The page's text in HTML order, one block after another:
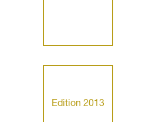
Edition 2013